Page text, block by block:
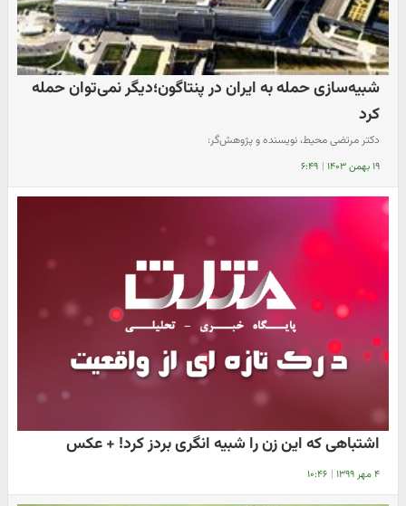
شبیه‌سازی حمله به ایران در پنتاگون؛دیگر نمی‌توان حمله
کرد
دکتر مرتضی محیط، نویسنده و پژوهش‌گر:
۱۹ بهمن ۱۴۰۳ | ۶:۴۹
اشتباهی که این زن را شبیه انگری بردز کرد! + عکس
۴ مهر ۱۳۹۹ | ۱۰:۴۶